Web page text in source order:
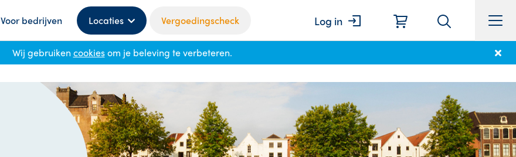
Voor bedrijven Locaties Vergoedingscheck Log in
Wij gebruiken cookiesom je beleving te verbeteren.